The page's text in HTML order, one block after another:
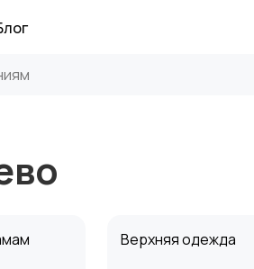
Верхняя одежда